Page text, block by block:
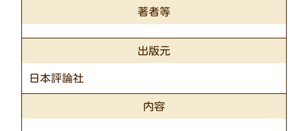
著者等
出版元
日本評論社
内容